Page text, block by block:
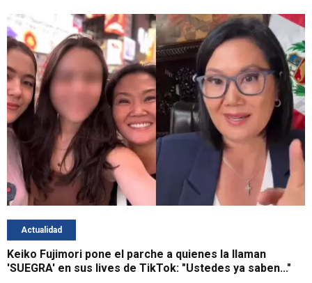
Actualidad
Keiko Fujimori pone el parche a quienes la llaman
'SUEGRA' en sus lives de TikTok: "Ustedes ya saben..."